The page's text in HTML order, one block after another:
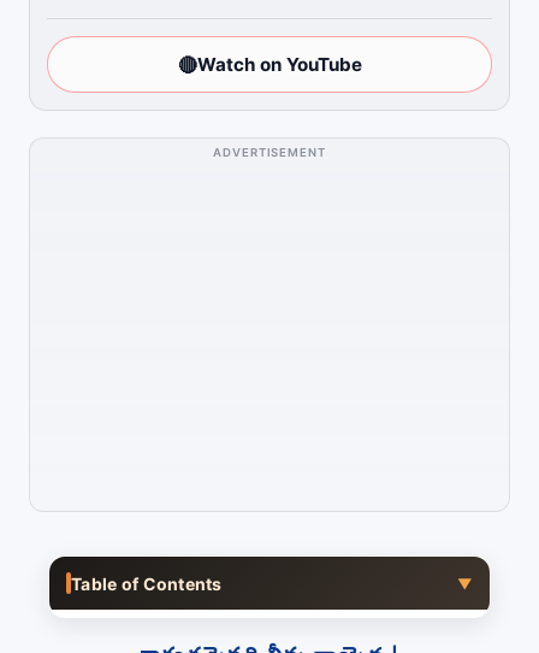
🔴Watch on YouTube
ADVERTISEMENT
Table of Contents ▼